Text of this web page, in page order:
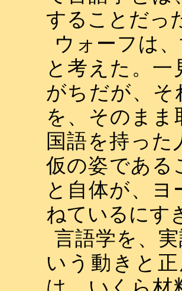
することだっ
ウォーフは
と考えた。
がちだが、そ
を、そのま
国語を持っ
仮の姿である
と自体が、
ねているにす
言語学を、
いう動きと